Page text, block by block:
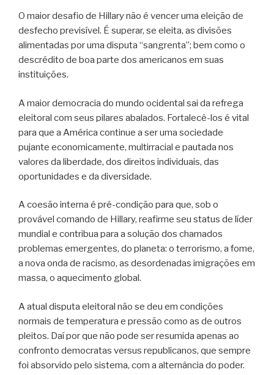
O maior desafio de Hillary não é vencer uma eleição de
desfecho previsível. É superar, se eleita, as divisões
alimentadas por uma disputa “sangrenta”; bem como o
descrédito de boa parte dos americanos em suas
instituições.
A maior democracia do mundo ocidental sai da refrega
eleitoral com seus pilares abalados. Fortalecê-los é vital
para que a América continue a ser uma sociedade
pujante economicamente, multirracial e pautada nos
valores da liberdade, dos direitos individuais, das
oportunidades e da diversidade.
A coesão interna é pré-condição para que, sob o
provável comando de Hillary, reafirme seu status de líder
mundial e contribua para a solução dos chamados
problemas emergentes, do planeta: o terrorismo, a fome,
a nova onda de racismo, as desordenadas imigrações em
massa, o aquecimento global.
A atual disputa eleitoral não se deu em condições
normais de temperatura e pressão como as de outros
pleitos. Daí por que não pode ser resumida apenas ao
confronto democratas versus republicanos, que sempre
foi absorvido pelo sistema, com a alternância do poder.